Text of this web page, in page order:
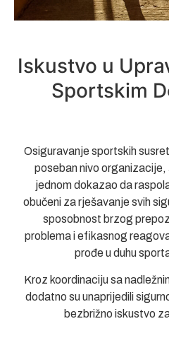
Iskustvo u
Sportskim
Osiguravanje sportskih
poseban nivo
jednom dokazao da
obučeni za rješavanje svih
sposobnost brzog
problema i efikasnog
prođe u duhu
Kroz koordinaciju sa
dodatno su unaprijedili
bezbrižno iskustvo